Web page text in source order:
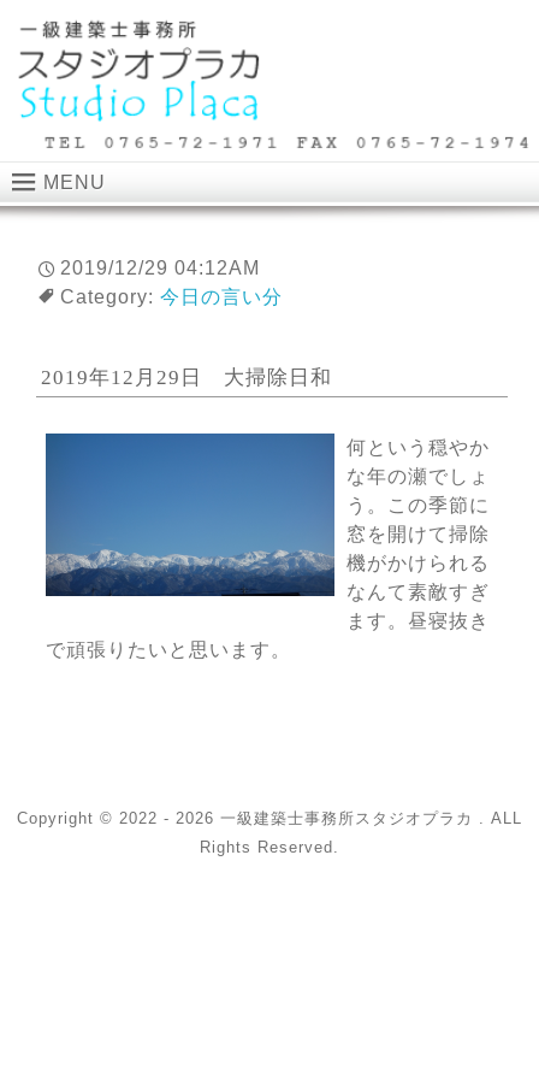
MENU
2019/12/29 04:12AM
Category: 今日の言い分
2019年12月29日 大掃除日和
何という穏やか
な年の瀬でしょ
う。この季節に
窓を開けて掃除
機がかけられる
なんて素敵すぎ
ます。昼寝抜き
で頑張りたいと思います。
Copyright © 2022 - 2026 一級建築士事務所スタジオプラカ . ALL
Rights Reserved.